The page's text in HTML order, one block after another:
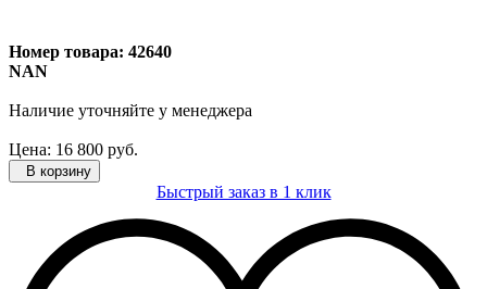
Номер товара: 42640
NAN
Наличие уточняйте у менеджера
Цена: 16 800 руб.
В корзину
Быстрый заказ в 1 клик